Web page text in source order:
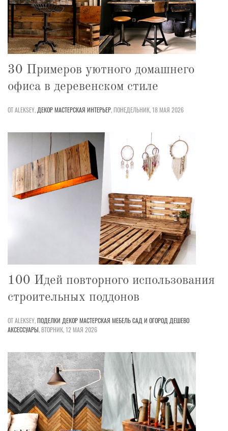
30 Примеров уютного домашнего
офиса в деревенском стиле
ОТ ALEKSEY, ДЕКОРМАСТЕРСКАЯ ИНТЕРЬЕР,ПОНЕДЕЛЬНИК, 18 МАЯ 2026
100 Идей повторного использования
строительных поддонов
ОТ ALEKSEY,ПОДЕЛКИ ДЕКОРМАСТЕРСКАЯ МЕБЕЛЬСАД И ОГОРОД ДЕШЕВО
АКСЕССУАРЫ,ВТОРНИК, 12 МАЯ 2026